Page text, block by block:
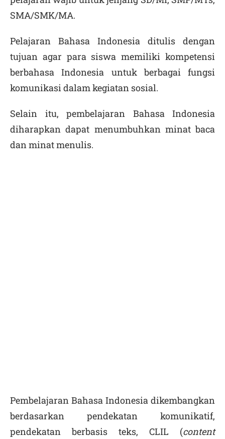
SMA/SMK/MA.
Pelajaran Bahasa Indonesia ditulis dengan
tujuan agar para siswa memiliki kompetensi
berbahasa Indonesia untuk berbagai fungsi
komunikasi dalam kegiatan sosial.
Selain itu, pembelajaran Bahasa Indonesia
diharapkan dapat menumbuhkan minat baca
dan minat menulis.
Pembelajaran Bahasa Indonesia dikembangkan
berdasarkan pendekatan komunikatif,
pendekatan berbasis teks, CLIL (content